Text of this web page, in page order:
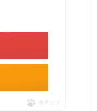
ポチップ